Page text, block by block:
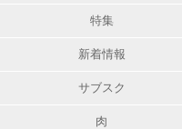
特集
新着情報
サブスク
肉